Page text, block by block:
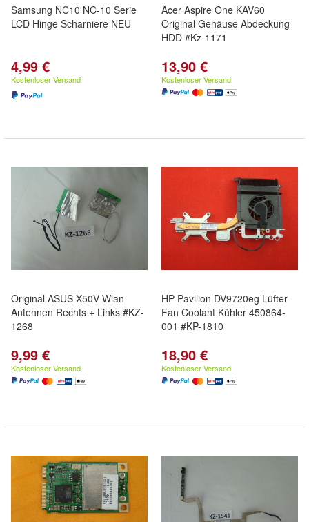
Samsung NC10 NC-10 Serie
LCD Hinge Scharniere NEU
4,99 €
Kostenloser Versand
Acer Aspire One KAV60
Original Gehäuse Abdeckung
HDD #Kz-1171
13,90 €
Kostenloser Versand
Original ASUS X50V Wlan
Antennen Rechts + Links #KZ-
1268
9,99 €
Kostenloser Versand
HP Pavilion DV9720eg Lüfter
Fan Coolant Kühler 450864-
001 #KP-1810
18,90 €
Kostenloser Versand